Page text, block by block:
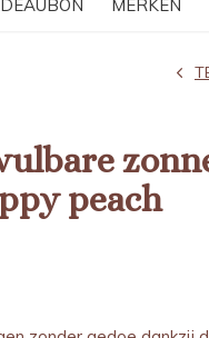
MERKEN
peach